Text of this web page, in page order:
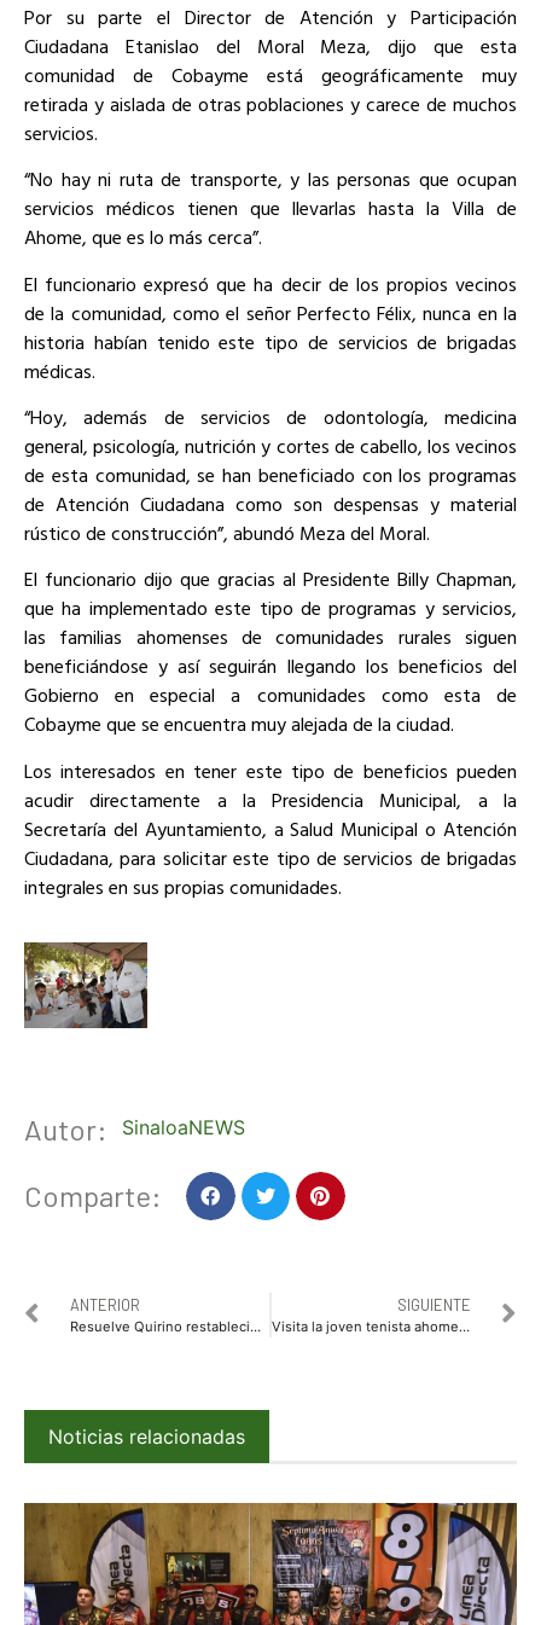
Por su parte el Director de Atención y Participación
Ciudadana Etanislao del Moral Meza, dijo que esta
comunidad de Cobayme está geográficamente muy
retirada y aislada de otras poblaciones y carece de muchos
servicios.
“No hay ni ruta de transporte, y las personas que ocupan
servicios médicos tienen que llevarlas hasta la Villa de
Ahome, que es lo más cerca”.
El funcionario expresó que ha decir de los propios vecinos
de la comunidad, como el señor Perfecto Félix, nunca en la
historia habían tenido este tipo de servicios de brigadas
médicas.
“Hoy, además de servicios de odontología, medicina
general, psicología, nutrición y cortes de cabello, los vecinos
de esta comunidad, se han beneficiado con los programas
de Atención Ciudadana como son despensas y material
rústico de construcción”, abundó Meza del Moral.
El funcionario dijo que gracias al Presidente Billy Chapman,
que ha implementado este tipo de programas y servicios,
las familias ahomenses de comunidades rurales siguen
beneficiándose y así seguirán llegando los beneficios del
Gobierno en especial a comunidades como esta de
Cobayme que se encuentra muy alejada de la ciudad.
Los interesados en tener este tipo de beneficios pueden
acudir directamente a la Presidencia Municipal, a la
Secretaría del Ayuntamiento, a Salud Municipal o Atención
Ciudadana, para solicitar este tipo de servicios de brigadas
integrales en sus propias comunidades.
Autor: SinaloaNEWS
Comparte:
ANTERIOR
Resuelve Quirino restablecimiento de la recolección de basura en Guasave
SIGUIENTE
Visita la joven tenista ahomense María Ramos al alcalde Billy Chapman
Noticias relacionadas